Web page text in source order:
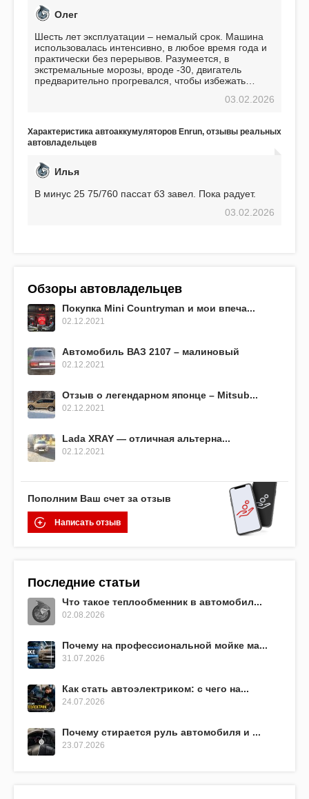
Олег
Шесть лет эксплуатации – немалый срок. Машина
использовалась интенсивно, в любое время года и
практически без перерывов. Разумеется, в
экстремальные морозы, вроде -30, двигатель
предварительно прогревался, чтобы избежать
использования не было ни единой поломки,
EFB 75. Судя по характеристикам, он даже
превосходит предыдущую модель.
03.02.2026
Характеристика автоаккумуляторов Enrun, отзывы реальных
автовладельцев
Илья
В минус 25 75/760 пассат б3 завел. Пока радует.
03.02.2026
Обзоры автовладельцев
Покупка Mini Countryman и мои впеча...
02.12.2021
Автомобиль ВАЗ 2107 – малиновый
02.12.2021
Отзыв о легендарном японце – Mitsub...
02.12.2021
Lada XRAY — отличная альтерна...
02.12.2021
Пополним Ваш счет за отзыв
Написать отзыв
Последние статьи
Что такое теплообменник в автомобил...
02.08.2026
Почему на профессиональной мойке ма...
31.07.2026
Как стать автоэлектриком: с чего на...
24.07.2026
Почему стирается руль автомобиля и ...
23.07.2026